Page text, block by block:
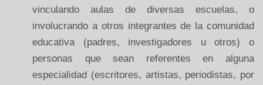
vinculando aulas de diversas escuelas, o
involucrando a otros integrantes de la comunidad
educativa (padres, investigadores u otros) o
personas que sean referentes en alguna
especialidad (escritores, artistas, periodistas, por